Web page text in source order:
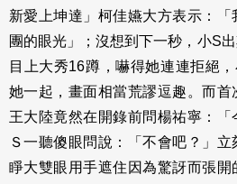
新愛上坤達」柯佳嬿大方表示：
團的眼光」；沒想到下一秒，小S
目上大秀16蹲，嚇得她連連拒絕
她一起，畫面相當荒謬逗趣。而
王大陸竟然在開錄前問楊祐寧：
Ｓ一聽傻眼問說：「不會吧？」
睜大雙眼用手遮住因為驚訝而張